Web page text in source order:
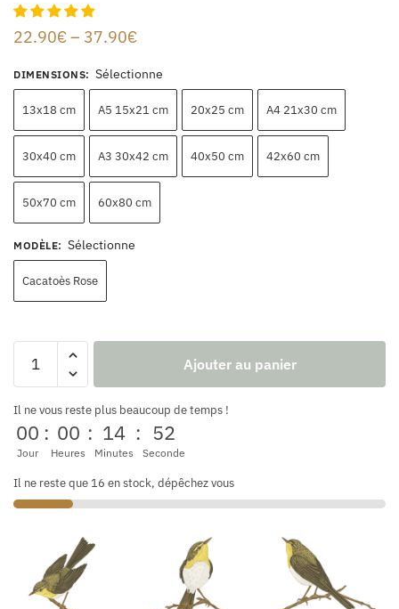
22.90€– 37.90€
DIMENSIONS: Sélectionne
13x18 cm A5 15x21 cm 20x25 cm A4 21x30 cm
30x40 cm A3 30x42 cm 40x50 cm 42x60 cm
50x70 cm 60x80 cm
MODÈLE: Sélectionne
Cacatoès Rose
Ajouter au panier
Il ne vous reste plus beaucoup de temps !
00
Jour
: 00
Heures
: 14
Minutes
: 52
Seconde
Il ne reste que 16 en stock, dépêchez vous